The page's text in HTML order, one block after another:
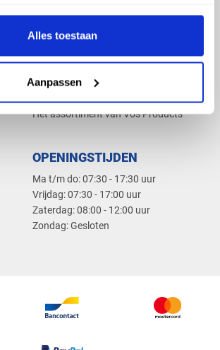
Alles toestaan
Aanpassen
PRODUCTCATALOGUS 2026
Het assortiment van Vos Products
OPENINGSTIJDEN
Ma t/m do: 07:30 - 17:30 uur
​Vrijdag: 07:30 - 17:00 uur
​Zaterdag: 08:00 - 12:00 uur
​Zondag: Gesloten